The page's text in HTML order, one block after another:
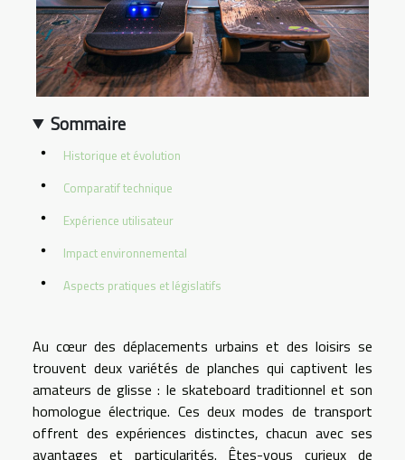
Sommaire
Historique et évolution
Comparatif technique
Expérience utilisateur
Impact environnemental
Aspects pratiques et législatifs
Au cœur des déplacements urbains et des loisirs se
trouvent deux variétés de planches qui captivent les
amateurs de glisse : le skateboard traditionnel et son
homologue électrique. Ces deux modes de transport
offrent des expériences distinctes, chacun avec ses
avantages et particularités. Êtes-vous curieux de